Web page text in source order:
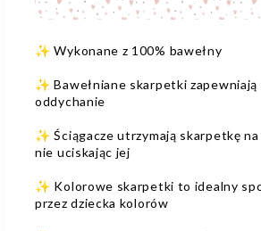
✨ Wykonane z 100% bawełny
✨ Bawełniane skarpetki zapewniają
oddychanie
✨ Ściągacze utrzymają skarpetkę
nie uciskając jej
✨ Kolorowe skarpetki to idealny
przez dziecka kolorów